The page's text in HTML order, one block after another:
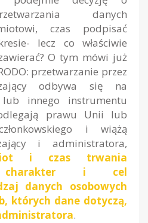
danych
czas podpisać
lecz co właściwie
O tym mówi już
przetwarzanie przez
odbywa się na
innego instrumentu
prawu Unii lub
i wiążą
i administratora,
i czas trwania
charakter i cel
danych osobowych
których dane dotyczą,
.